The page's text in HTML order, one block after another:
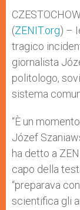
(ZENIT.org) –
tragico
giornalista
politologo,
sistema
“È un
Józef
ha detto a
capo della
“preparava
scientifica gli